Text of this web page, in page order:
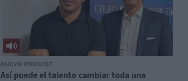
NUEVO PODCAST
Así puede el talento cambiar toda una